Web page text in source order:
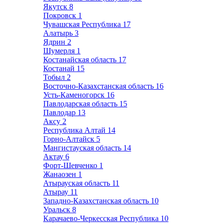
Якутск 8
Покровск 1
Чувашская Республика 17
Алатырь 3
Ядрин 2
Шумерля 1
Костанайская область 17
Костанай 15
Тобыл 2
Восточно-Казахстанская область 16
Усть-Каменогорск 16
Павлодарская область 15
Павлодар 13
Аксу 2
Республика Алтай 14
Горно-Алтайск 5
Мангистауская область 14
Актау 6
Форт-Шевченко 1
Жанаозен 1
Атырауская область 11
Атырау 11
Западно-Казахстанская область 10
Уральск 8
Карачаево-Черкесская Республика 10